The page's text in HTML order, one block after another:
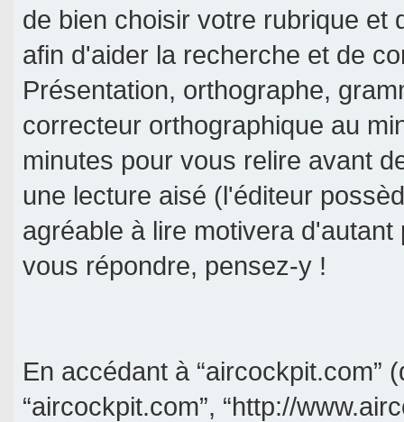
de bien choisir votre rubrique et
afin d'aider la recherche et de
Présentation, orthographe,
correcteur orthographique au
minutes pour vous relire avant
une lecture aisé (l'éditeur
agréable à lire motivera
vous répondre, pensez-y !
En accédant à “aircockpit.com”
“aircockpit.com”, “http://